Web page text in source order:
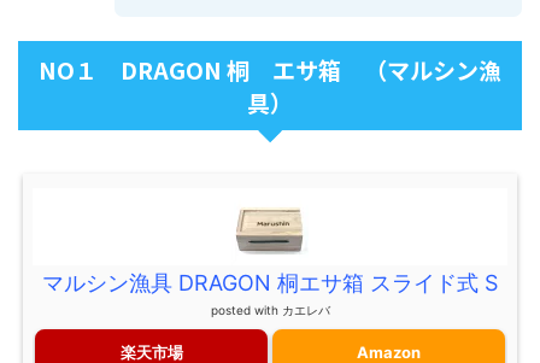
NO１ DRAGON 桐 エサ箱 （マルシン漁
具）
マルシン漁具 DRAGON 桐エサ箱 スライド式 S
posted with カエレバ
楽天市場 Amazon